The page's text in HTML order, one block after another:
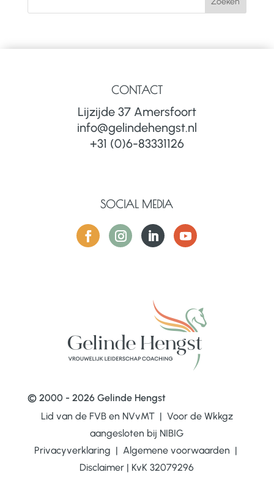
CONTACT
Lijzijde 37 Amersfoort
info@gelindehengst.nl
+31 (0)6-83331126
SOCIAL MEDIA
© 2000 - 2026 Gelinde Hengst
Lid van de FVB en NVvMT | Voor de Wkkgz
aangesloten bij NIBIG
Privacyverklaring | Algemene voorwaarden |
Disclaimer | KvK 32079296